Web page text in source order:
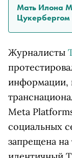
Мать Илона
Цукербергом
Журналисты
информации,
Meta
социальных
запрещена